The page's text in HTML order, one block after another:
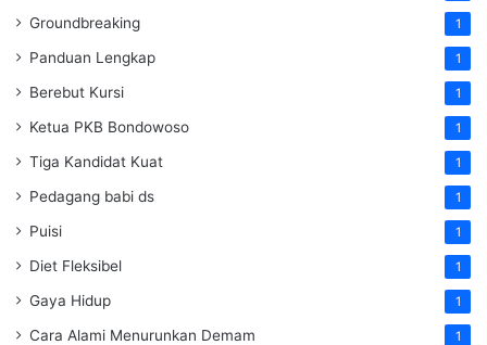
Groundbreaking 1
Panduan Lengkap 1
Berebut Kursi 1
Ketua PKB Bondowoso 1
Tiga Kandidat Kuat 1
Pedagang babi ds 1
Puisi 1
Diet Fleksibel 1
Gaya Hidup 1
Cara Alami Menurunkan Demam 1